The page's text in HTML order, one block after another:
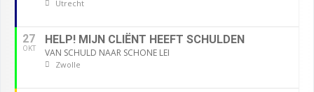
Utrecht
27
OKT
HELP! MIJN CLIËNT HEEFT SCHULDEN
VAN SCHULD NAAR SCHONE LEI
Zwolle